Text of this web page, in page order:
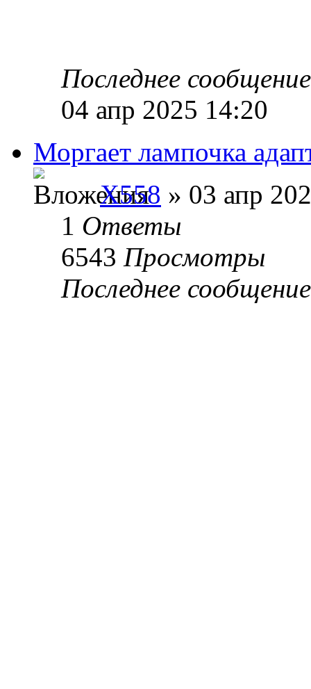
Последнее
04 апр 2025 14:20
Моргает лампочка
X558 » 03 апр
1 Ответы
6543 Просмотры
Последнее